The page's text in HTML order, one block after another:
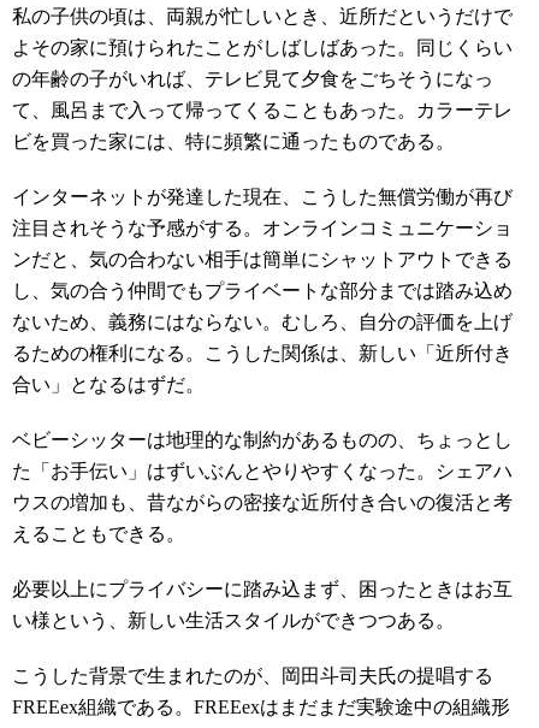
私の子供の頃は、両親が忙しいとき、近所だというだけで
よその家に預けられたことがしばしばあった。同じくらい
の年齢の子がいれば、テレビ見て夕食をごちそうになっ
て、風呂まで入って帰ってくることもあった。カラーテレ
ビを買った家には、特に頻繁に通ったものである。
インターネットが発達した現在、こうした無償労働が再び
注目されそうな予感がする。オンラインコミュニケーショ
ンだと、気の合わない相手は簡単にシャットアウトできる
し、気の合う仲間でもプライベートな部分までは踏み込め
ないため、義務にはならない。むしろ、自分の評価を上げ
るための権利になる。こうした関係は、新しい「近所付き
合い」となるはずだ。
ベビーシッターは地理的な制約があるものの、ちょっとし
た「お手伝い」はずいぶんとやりやすくなった。シェアハ
ウスの増加も、昔ながらの密接な近所付き合いの復活と考
えることもできる。
必要以上にプライバシーに踏み込まず、困ったときはお互
い様という、新しい生活スタイルができつつある。
こうした背景で生まれたのが、岡田斗司夫氏の提唱する
FREEex組織である。FREEexはまだまだ実験途中の組織形